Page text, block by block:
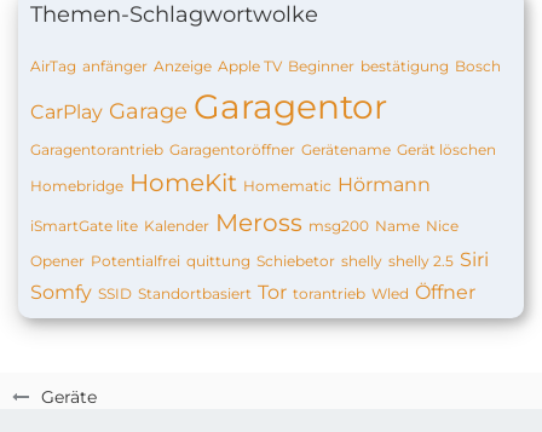
Geräte
Themen-Schlagwortwolke
AirTag anfänger Anzeige Apple TV Beginner bestätigung Bosch
CarPlay Garage Garagentor
Garagentorantrieb Garagentoröffner Gerätename Gerät löschen
Homebridge HomeKit Homematic Hörmann
iSmartGate lite Kalender Meross msg200 Name Nice
Opener Potentialfrei quittung Schiebetor shelly shelly 2.5 Siri
Somfy SSID Standortbasiert Tor torantrieb Wled Öffner